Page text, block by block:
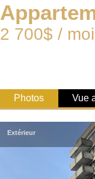
2 700$ /
Photos Vue
Extérieur